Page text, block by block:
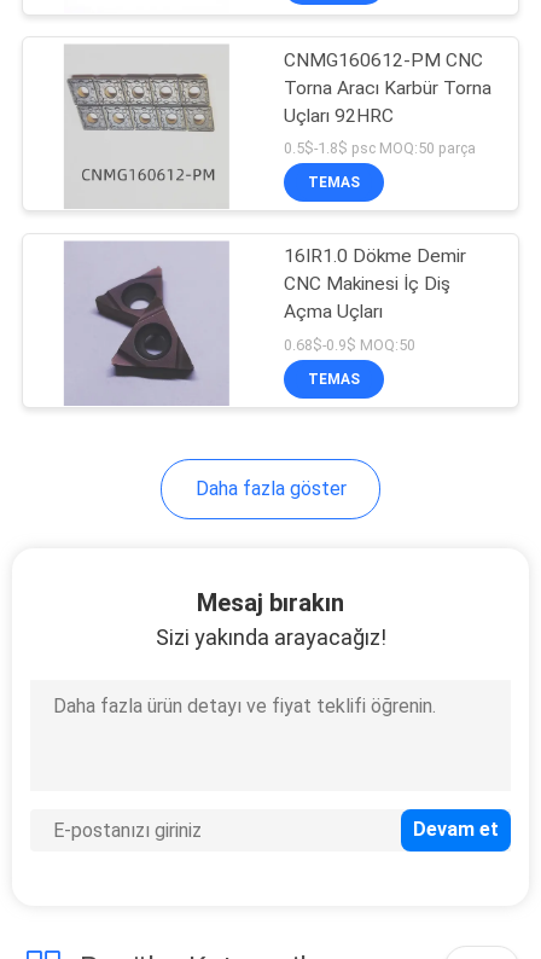
CNMG160612-PM CNC
Torna Aracı Karbür Torna
Uçları 92HRC
0.5$-1.8$ psc MOQ:50 parça
TEMAS
16IR1.0 Dökme Demir
CNC Makinesi İç Diş
Açma Uçları
0.68$-0.9$ MOQ:50
TEMAS
Daha fazla göster
Mesaj bırakın
Sizi yakında arayacağız!